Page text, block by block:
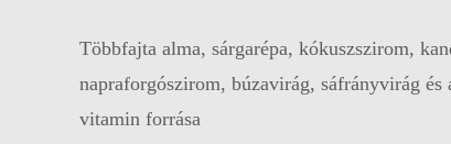
Többfajta alma, sárgarépa, kókuszszirom,
napraforgószirom, búzavirág, sáfrányvirág és
vitamin forrása